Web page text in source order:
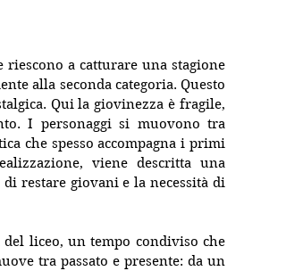
a catturare una stagione
alla seconda categoria. Questo
Qui la giovinezza è fragile,
I personaggi si muovono tra
che spesso accompagna i primi
viene descritta una
restare giovani e la necessità di
liceo, un tempo condiviso che
tra passato e presente: da un